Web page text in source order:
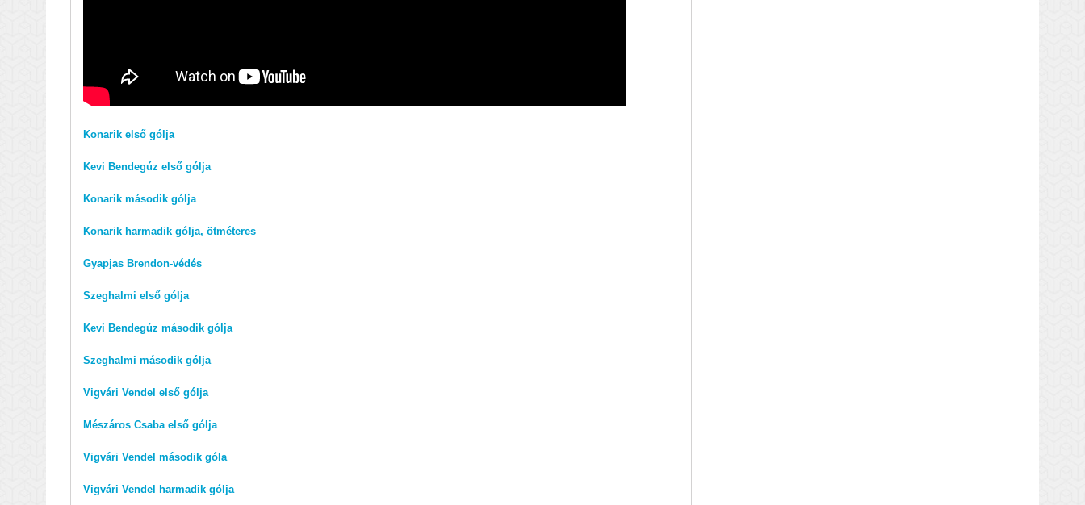
Konarik első gólja
Kevi Bendegúz első gólja
Konarik második gólja
Konarik harmadik gólja, ötméteres
Gyapjas Brendon-védés
Szeghalmi első gólja
Kevi Bendegúz második gólja
Szeghalmi második gólja
Vigvári Vendel első gólja
Mészáros Csaba első gólja
Vigvári Vendel második góla
Vigvári Vendel harmadik gólja